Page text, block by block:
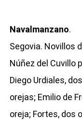
Navalmanzano.
Segovia. Novillos
Núñez del Cuvillo
Diego Urdiales, dos
orejas; Emilio de
oreja; Fortes, dos